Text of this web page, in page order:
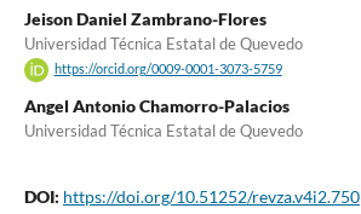
Jeison Daniel Zambrano-Flores
Universidad Técnica Estatal de Quevedo
https://orcid.org/0009-0001-3073-5759
Angel Antonio Chamorro-Palacios
Universidad Técnica Estatal de Quevedo
DOI: https://doi.org/10.51252/revza.v4i2.750